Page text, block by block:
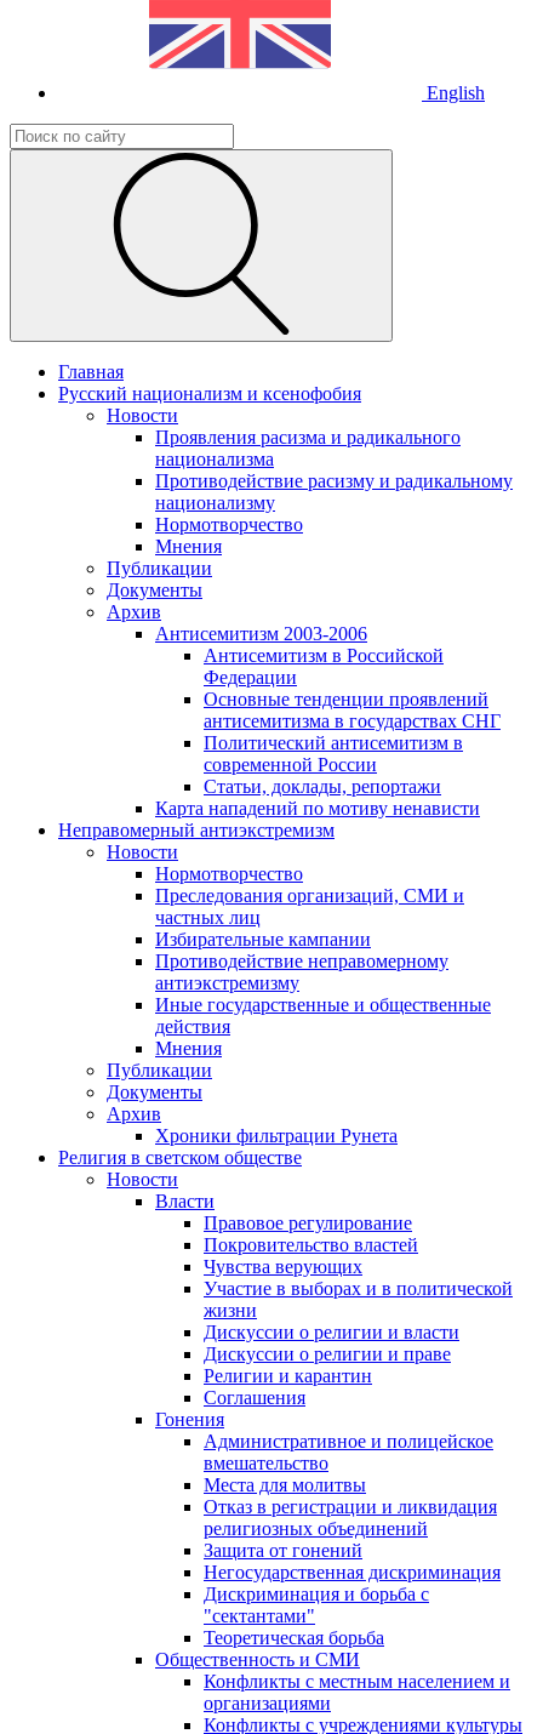
English
Главная
Русский национализм и ксенофобия
Новости
Проявления расизма и радикального
национализма
Противодействие расизму и радикальному
национализму
Нормотворчество
Мнения
Публикации
Документы
Архив
Антисемитизм 2003-2006
Антисемитизм в Российской
Федерации
Основные тенденции проявлений
антисемитизма в государствах СНГ
Политический антисемитизм в
современной России
Статьи, доклады, репортажи
Карта нападений по мотиву ненависти
Неправомерный антиэкстремизм
Новости
Нормотворчество
Преследования организаций, СМИ и
частных лиц
Избирательные кампании
Противодействие неправомерному
антиэкстремизму
Иные государственные и общественные
действия
Мнения
Публикации
Документы
Архив
Хроники фильтрации Рунета
Религия в светском обществе
Новости
Власти
Правовое регулирование
Покровительство властей
Чувства верующих
Участие в выборах и в политической
жизни
Дискуссии о религии и власти
Дискуссии о религии и праве
Религии и карантин
Соглашения
Гонения
Административное и полицейское
вмешательство
Места для молитвы
Отказ в регистрации и ликвидация
религиозных объединений
Защита от гонений
Негосударственная дискриминация
Дискриминация и борьба с
"сектантами"
Теоретическая борьба
Общественность и СМИ
Конфликты с местным населением и
организациями
Конфликты с учреждениями культуры